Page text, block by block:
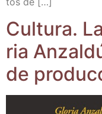
Cul­tu­ra.
ria
de